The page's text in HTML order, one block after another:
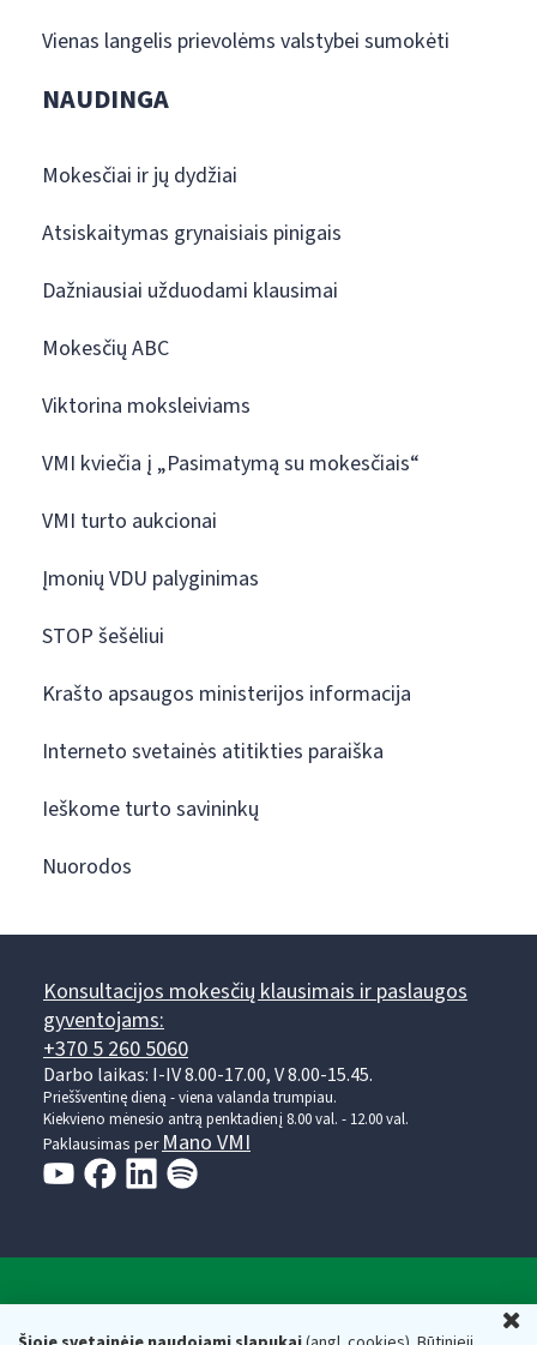
Vienas langelis prievolėms valstybei sumokėti
NAUDINGA
Mokesčiai ir jų dydžiai
Atsiskaitymas grynaisiais pinigais
Dažniausiai užduodami klausimai
Mokesčių ABC
Viktorina moksleiviams
VMI kviečia į „Pasimatymą su mokesčiais“
VMI turto aukcionai
Įmonių VDU palyginimas
STOP šešėliui
Krašto apsaugos ministerijos informacija
Interneto svetainės atitikties paraiška
Ieškome turto savininkų
Nuorodos
Konsultacijos mokesčių klausimais ir paslaugos
gyventojams:
+370 5 260 5060
Darbo laikas: I-IV 8.00-17.00, V 8.00-15.45.
Prieššventinę dieną - viena valanda trumpiau.
Kiekvieno mėnesio antrą penktadienį 8.00 val. - 12.00 val.
Paklausimas per Mano VMI